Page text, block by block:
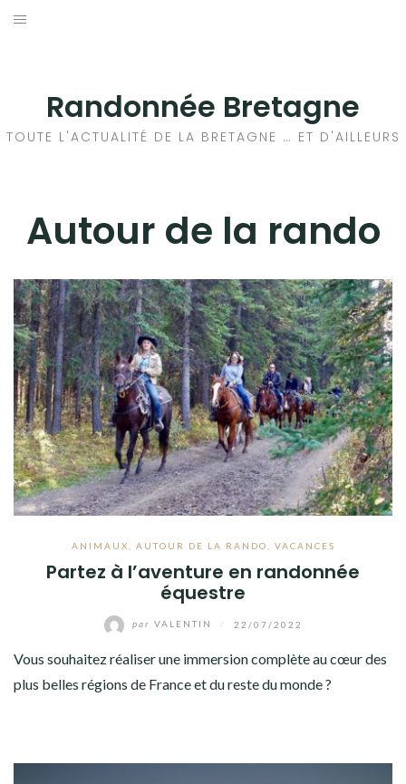
Aller
Randonnée Bretagne
TOUTE L'ACTUALITÉ DE LA BRETAGNE … ET D'AILLEURS
Autour de la rando
ANIMAUX AUTOUR DE LA RANDO VACANCES
Partez à l’aventure en randonnée
équestre
par VALENTIN 22/07/2022
Vous souhaitez réaliser une immersion complète au cœur des
plus belles régions de France et du reste du monde ?
AUTOUR DE LA RANDO
PATRIMOINE
RANDONNÉES À FAIRE
AUTO – MOTO
BUSINESS
LOISIRS
HIGH-TECH
MAISON – FAMILLE
LIFESTYLE